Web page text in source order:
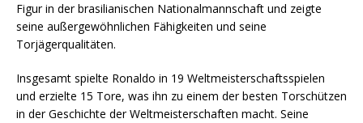
Figur in der brasilianischen Nationalmannschaft und zeigte
seine außergewöhnlichen Fähigkeiten und seine
Torjägerqualitäten.
Insgesamt spielte Ronaldo in 19 Weltmeisterschaftsspielen
und erzielte 15 Tore, was ihn zu einem der besten Torschützen
in der Geschichte der Weltmeisterschaften macht. Seine